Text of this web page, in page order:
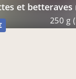
et betteraves rapées
250 g